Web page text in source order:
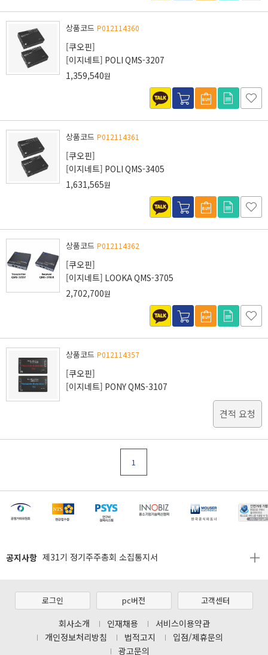
상품코드 P012114360
[쿠오핀]
[이지네트] POLI QMS-3207
1,359,540원
상품코드 P012114361
[쿠오핀]
[이지네트] POLI QMS-3405
1,631,565원
상품코드 P012114362
[쿠오핀]
[이지네트] LOOKA QMS-3705
2,702,700원
상품코드 P012114357
[쿠오핀]
[이지네트] PONY QMS-3107
견적 요청
1
공지사항
[마일리지 적립 및 사용 정책 개편 안내]
제31기 정기주주총회 소집통지서
[2026년 8월 신용카드 무이자 행사 안내]
제31기 정기주주총회 소집통지서
[마일리지 적립 및 사용 정책 개편 안내]
로그인 pc버전 고객센터
회사소개 인재채용
서비스이용약관
개인정보처리방침
법적고지
입점/제휴문의
광고문의